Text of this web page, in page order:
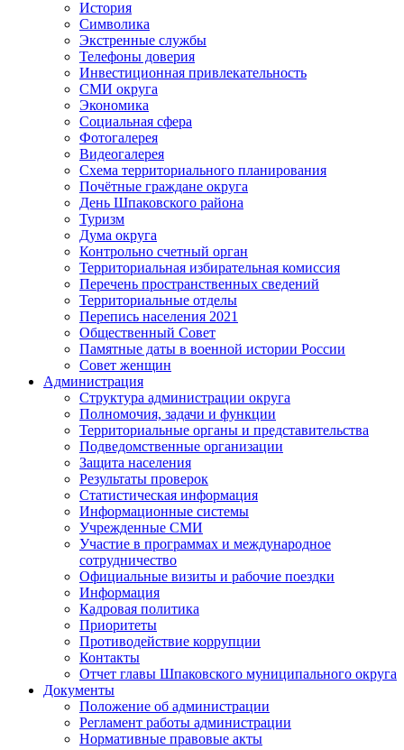
История
Символика
Экстренные службы
Телефоны доверия
Инвестиционная привлекательность
СМИ округа
Экономика
Социальная сфера
Фотогалерея
Видеогалерея
Схема территориального планирования
Почётные граждане округа
День Шпаковского района
Туризм
Дума округа
Контрольно счетный орган
Территориальная избирательная комиссия
Перечень пространственных сведений
Территориальные отделы
Перепись населения 2021
Общественный Совет
Памятные даты в военной истории России
Совет женщин
Администрация
Структура администрации округа
Полномочия, задачи и функции
Территориальные органы и представительства
Подведомственные организации
Защита населения
Результаты проверок
Статистическая информация
Информационные системы
Учрежденные СМИ
Участие в программах и международное
сотрудничество
Официальные визиты и рабочие поездки
Информация
Кадровая политика
Приоритеты
Противодействие коррупции
Контакты
Отчет главы Шпаковского муниципального округа
Документы
Положение об администрации
Регламент работы администрации
Нормативные правовые акты